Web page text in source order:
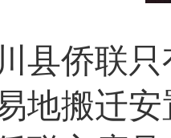
侨联只
地搬迁